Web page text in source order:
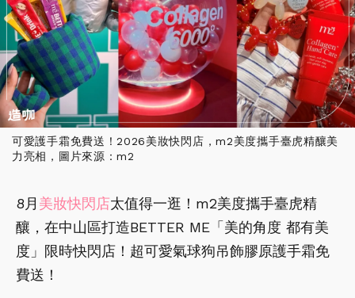
可愛護手霜免費送！2026美妝快閃店，m2美度攜手臺虎精釀美
力亮相，圖片來源：m2
8月 美妝快閃店太值得一逛！m2美度攜手臺虎精
釀，在中山區打造BETTER ME「美的角度 都有美
度」限時快閃店！超可愛氣球狗吊飾膠原護手霜免
費送！